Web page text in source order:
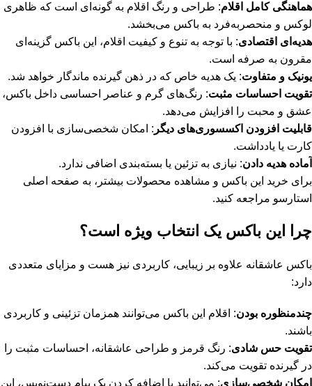
هماهنگی کامل اقلام: طراحی و رنگ اقلام به گونه‌ای است که ظاهری
لوکس و منحصربه‌فرد به باکس می‌بخشد.
هدیه‌ای اقتصادی: با توجه به تنوع و کیفیت اقلام، این باکس گزینه‌ای
مقرون به صرفه است.
یونیک و متفاوت: یک هدیه خاص که در ذهن گیرنده ماندگار خواهد شد.
تقویت احساسات مثبت: رنگ‌های گرم و عناصر احساسی داخل باکس،
عشق و محبت را افزایش می‌دهد.
قابلیت افزودن اکسسوری‌های دیگر : امکان شخصی‌سازی با افزودن
کارت یا یادداشت.
آماده هدیه دادن: نیازی به تزئین یا بسته‌بندی اضافی ندارد.
برای خرید این باکس و مشاهده محصولات بیشتر، به صفحه اصلی
استارسو مراجعه کنید.
چرا این باکس یک انتخاب ویژه است؟
باکس عاشقانه علاوه بر زیبایی، کاربردی نیز هست و مزایای متعددی
دارد:
چندمنظوره بودن: اقلام این باکس می‌توانند همزمان تزئینی و کاربردی
باشند.
تقویت حس شادی: رنگ قرمز و طراحی عاشقانه، احساسات مثبت را
در گیرنده تقویت می‌کند.
امکان شخصی‌سازی: می‌توانید با اضافه کردن یک پیام دست‌نویس، این